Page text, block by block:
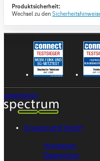
Produktsicherheit:
Wechsel zu den
powered by
© spectrum8 GmbH
Impressum
Datenschutz